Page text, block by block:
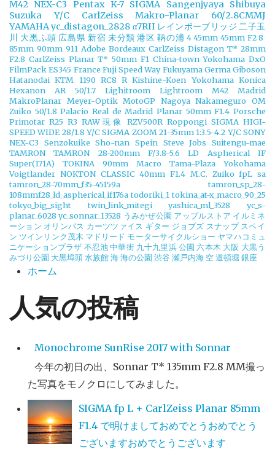
M42 NEX-C3 Pentax K-7 SIGMA Sangenjyaya Shibuya
Suzuka
Y/C CarlZeiss Makro-Planar 60/2.8CMMJ
YAMAHAyc_distagon_2828 α7RII レインボーブリッジ 二子玉
川 大黒ふ頭 広島県 新宿 未分類 港区 鞆の浦 4 45mm 45mm F2 8
85mm 90mm 911 Adobe Bordeaux CarlZeiss Distagon T* 28mm
F2.8 CarlZeiss Planar T* 50mm F1 China-town Yokohama DxO
FilmPack ES345 France Fuji Speed Way Fukuyama Germa Giboson
Hatanodai KTM 1190 RC8 R Kishine-Koen Yokohama Konica
Hexanon AR 50/1.7
Lighitroom Lightroom M42
Madrid
MakroPlanar Meyer-Optik MotoGP Nagoya Nakameguro OM
Zuiko 50/1.8 Palacio Real de Madrid Planar 50mm F1.4 Porsche
Primotar R25 R3 RAW現像 RZV500R Roppongi SIGMA HIGI-
SPEED WIDE 28/1.8 Y/C SIGMA ZOOM 21-35mm 1:3.5-4.2 Y/C SONY
NEX-C3
Senzokuike Sho-nan Spein Steve Jobs
Suitengu-mae
TAMRON
TAMRON 28-200mm F/3.8-5.6 LD Aspherical IF
Super(171A)
TOKINA 90mm Macro
Tama-Plaza Yokohama
Voigtlander NOKTON CLASSIC 40mm F1.4 M.C.
Zuiko fpL sa
tamron_28-70mm_f35-45159a
tamron_sp_28-
108mmf28_ld_aspherical_if176a todoriki_1 tokina_at-x_macro_90_25
tokyo_big_sight
twin_link_mitegi yashica_ml_3528
yc_s-
planar_6028 yc_sonnar_13528 うみかぜ公園 アップルストア イルミネ
ーション オリンパス カーツツァイス ギター ジョブズ スナップ スペイ
ン ツインリンク茂木 マドリード モーターサイクルショー ヤマハコミュ
ニケーションプラザ 不忍池 中華街 九十九里浜公園 六本木 大阪 大黒う
みづり公園 大黒埠頭 水族館海海の公園 渋谷瀬戸内海 空道頓堀 銀座
ホーム
人気の投稿
Monochrome SunRise 2017 with Sonnar
今年の初日の出、Sonnar T* 135mm F2.8 MM撮っ
た写真をモノクロにしてみました。
SIGMA fp L + CarlZeiss Planar 85mm
F1.4 で明けましておめでとうおめでとう
ございますおめでとうございます